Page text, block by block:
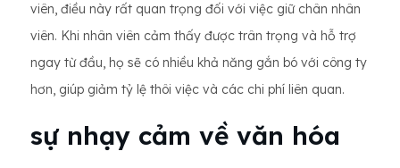
viên, điều này rất quan trọng đối với việc giữ chân nhân
viên. Khi nhân viên cảm thấy được trân trọng và hỗ trợ
ngay từ đầu, họ sẽ có nhiều khả năng gắn bó với công ty
hơn, giúp giảm tỷ lệ thôi việc và các chi phí liên quan.
sự nhạy cảm về văn hóa